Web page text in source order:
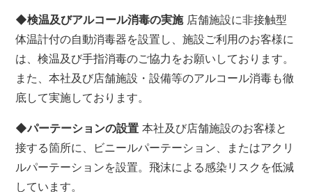
◆検温及びアルコール消毒の実施店舗施設に非接触型
体温計付の自動消毒器を設置し、施設ご利用のお客様に
は、検温及び手指消毒のご協力をお願いしております。
また、本社及び店舗施設・設備等のアルコール消毒も徹
底して実施しております。
◆パーテーションの設置 本社及び店舗施設のお客様と
接する箇所に、ビニールパーテーション、またはアクリ
ルパーテーションを設置。飛沫による感染リスクを低減
しています。